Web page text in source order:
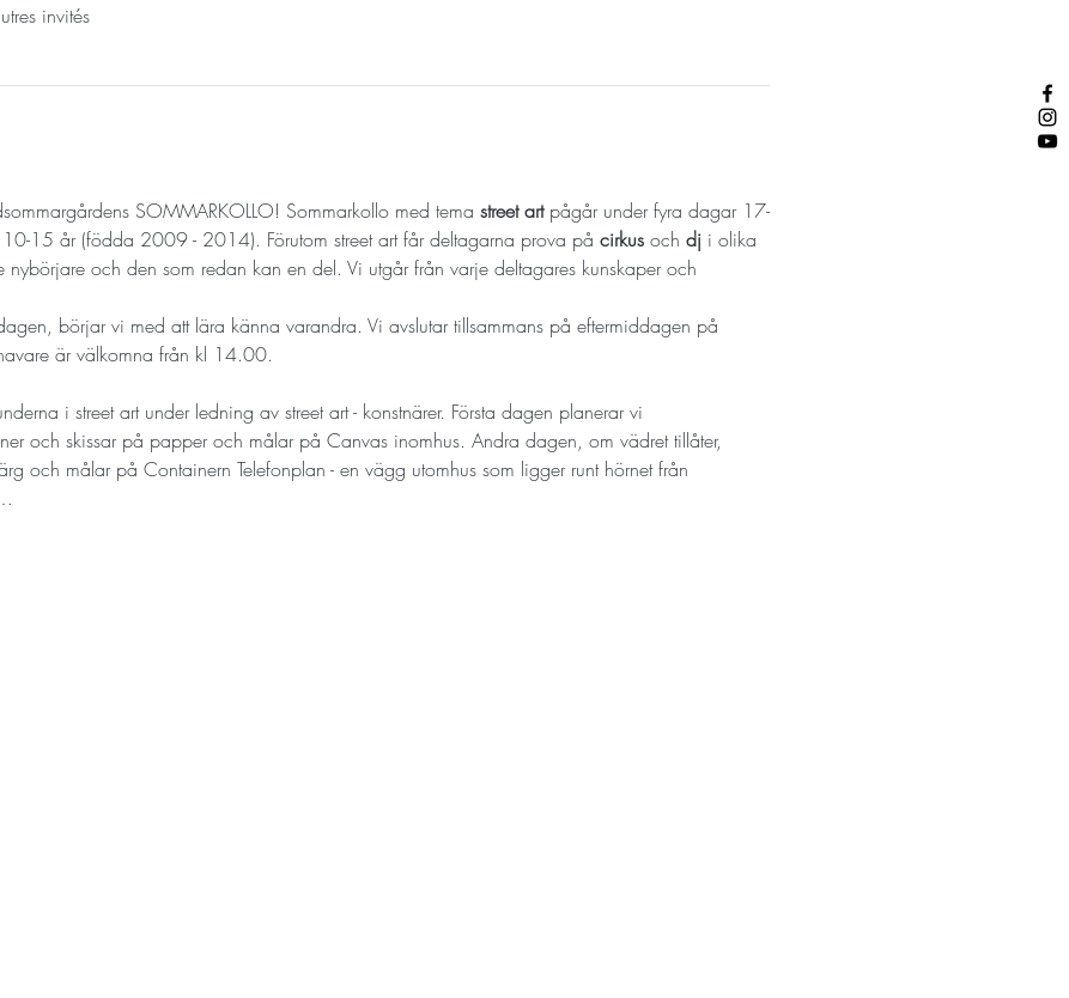
invités
SOMMARKOLLO! Sommarkollo med tema street art pågår under fyra dagar 17-
15 år (födda 2009 - 2014). Förutom street art får deltagarna prova på cirkus och dj i olika
nybörjare och den som redan kan en del. Vi utgår från varje deltagares kunskaper och
börjar vi med att lära känna varandra. Vi avslutar tillsammans på eftermiddagen på
är välkomna från kl 14.00.
i street art under ledning av street art - konstnärer. Första dagen planerar vi
och skissar på papper och målar på Canvas inomhus. Andra dagen, om vädret tillåter,
och målar på Containern Telefonplan - en vägg utomhus som ligger runt hörnet från